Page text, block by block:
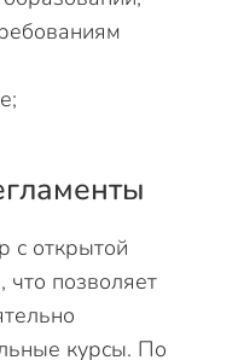
с открытой
что позволяет
курсы. По